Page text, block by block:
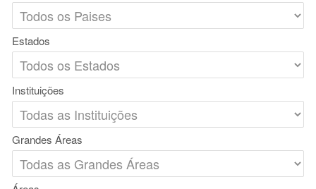
Estados
Instituições
Grandes Áreas